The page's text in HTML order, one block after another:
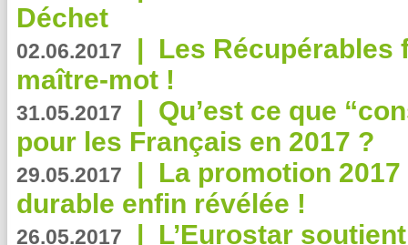
Déchet
02.06.2017 | Les Récupérables
maître-mot !
31.05.2017 | Qu’est ce que
pour les Français en 2017 ?
29.05.2017 | La promotion
durable enfin révélée !
26.05.2017 | L’Eurostar